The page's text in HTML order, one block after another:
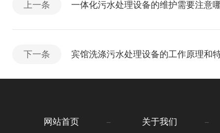
上一条 一体化污水处理设备的维护需要注意
下一条 宾馆洗涤污水处理设备的工作原理和
网站首页 关于我们